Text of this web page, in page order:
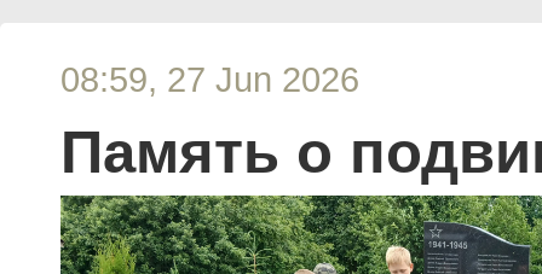
08:59, 27 Jun 2026
Память о